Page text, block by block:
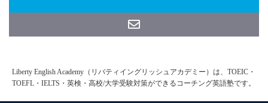
Liberty English Academy（リバティイングリッシュアカデミー）は、TOEIC・
TOEFL・IELTS・英検・高校/大学受験対策ができるコーチング英語塾です。